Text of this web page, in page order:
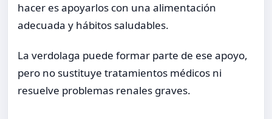
hacer es apoyarlos con una alimentación
adecuada y hábitos saludables.
La verdolaga puede formar parte de ese apoyo,
pero no sustituye tratamientos médicos ni
resuelve problemas renales graves.